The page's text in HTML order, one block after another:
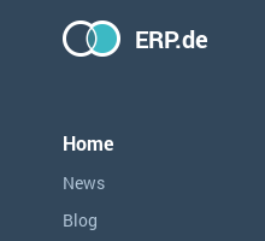
ERP.de
Home
News
Blog